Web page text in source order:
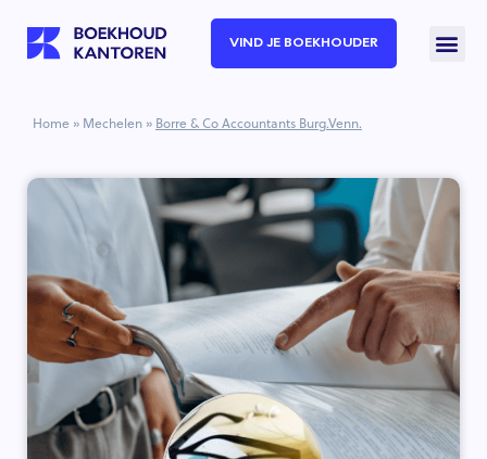
VIND JE BOEKHOUDER
Home » Mechelen » Borre & Co Accountants Burg.Venn.